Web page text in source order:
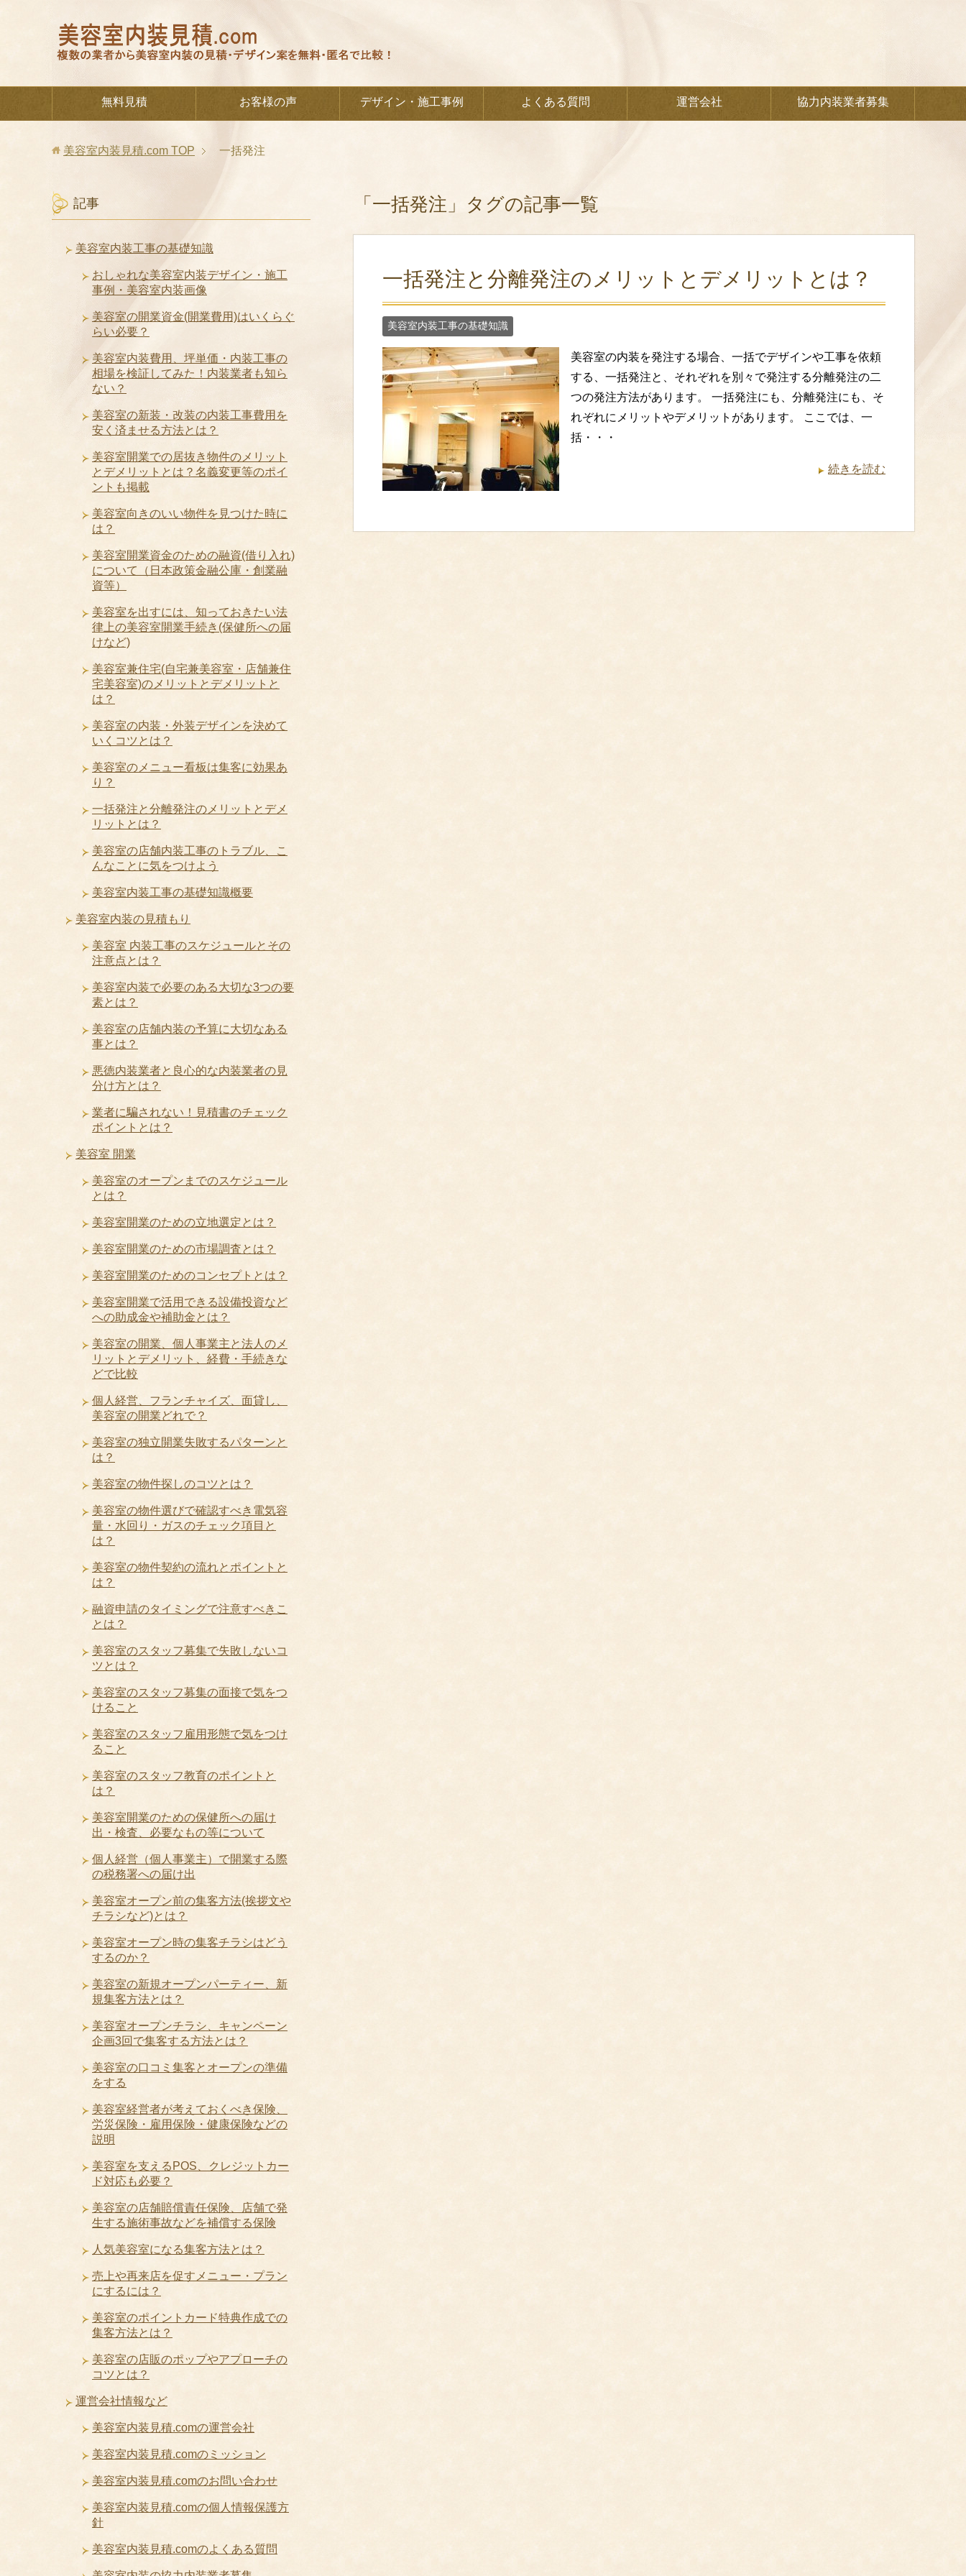
無料見積 お客様の声 デザイン・施工事例 よくある質問 運営会社 協力内装業者募集
美容室内装見積.com TOP 一括発注
「一括発注」タグの記事一覧
一括発注と分離発注のメリットとデメリットとは？
美容室内装工事の基礎知識
美容室の内装を発注する場合、一括でデザインや工事を依頼
する、一括発注と、それぞれを別々で発注する分離発注の二
つの発注方法があります。 一括発注にも、分離発注にも、そ
れぞれにメリットやデメリットがあります。 ここでは、一
括・・・
続きを読む
記事
美容室内装工事の基礎知識
おしゃれな美容室内装デザイン・施工
事例・美容室内装画像
美容室の開業資金(開業費用)はいくらぐ
らい必要？
美容室内装費用、坪単価・内装工事の
相場を検証してみた！内装業者も知ら
ない？
美容室の新装・改装の内装工事費用を
安く済ませる方法とは？
美容室開業での居抜き物件のメリット
とデメリットとは？名義変更等のポイ
ントも掲載
美容室向きのいい物件を見つけた時に
は？
美容室開業資金のための融資(借り入れ)
について（日本政策金融公庫・創業融
資等）
美容室を出すには、知っておきたい法
律上の美容室開業手続き(保健所への届
けなど)
美容室兼住宅(自宅兼美容室・店舗兼住
宅美容室)のメリットとデメリットと
は？
美容室の内装・外装デザインを決めて
いくコツとは？
美容室のメニュー看板は集客に効果あ
り？
一括発注と分離発注のメリットとデメ
リットとは？
美容室の店舗内装工事のトラブル、こ
んなことに気をつけよう
美容室内装工事の基礎知識概要
美容室内装の見積もり
美容室 内装工事のスケジュールとその
注意点とは？
美容室内装で必要のある大切な3つの要
素とは？
美容室の店舗内装の予算に大切なある
事とは？
悪徳内装業者と良心的な内装業者の見
分け方とは？
業者に騙されない！見積書のチェック
ポイントとは？
美容室 開業
美容室のオープンまでのスケジュール
とは？
美容室開業のための立地選定とは？
美容室開業のための市場調査とは？
美容室開業のためのコンセプトとは？
美容室開業で活用できる設備投資など
への助成金や補助金とは？
美容室の開業、個人事業主と法人のメ
リットとデメリット、経費・手続きな
どで比較
個人経営、フランチャイズ、面貸し、
美容室の開業どれで？
美容室の独立開業失敗するパターンと
は？
美容室の物件探しのコツとは？
美容室の物件選びで確認すべき電気容
量・水回り・ガスのチェック項目と
は？
美容室の物件契約の流れとポイントと
は？
融資申請のタイミングで注意すべきこ
とは？
美容室のスタッフ募集で失敗しないコ
ツとは？
美容室のスタッフ募集の面接で気をつ
けること
美容室のスタッフ雇用形態で気をつけ
ること
美容室のスタッフ教育のポイントと
は？
美容室開業のための保健所への届け
出・検査、必要なもの等について
個人経営（個人事業主）で開業する際
の税務署への届け出
美容室オープン前の集客方法(挨拶文や
チラシなど)とは？
美容室オープン時の集客チラシはどう
するのか？
美容室の新規オープンパーティー、新
規集客方法とは？
美容室オープンチラシ、キャンペーン
企画3回で集客する方法とは？
美容室の口コミ集客とオープンの準備
をする
美容室経営者が考えておくべき保険、
労災保険・雇用保険・健康保険などの
説明
美容室を支えるPOS、クレジットカー
ド対応も必要？
美容室の店舗賠償責任保険、店舗で発
生する施術事故などを補償する保険
人気美容室になる集客方法とは？
売上や再来店を促すメニュー・プラン
にするには？
美容室のポイントカード特典作成での
集客方法とは？
美容室の店販のポップやアプローチの
コツとは？
運営会社情報など
美容室内装見積.comの運営会社
美容室内装見積.comのミッション
美容室内装見積.comのお問い合わせ
美容室内装見積.comの個人情報保護方
針
美容室内装見積.comのよくある質問